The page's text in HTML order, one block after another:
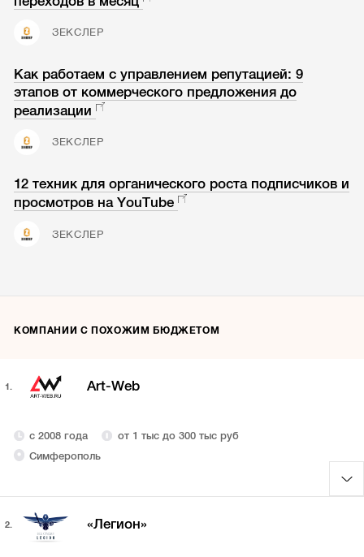
ЗЕКСЛЕР
Как работаем с управлением репутацией: 9
этапов от коммерческого предложения до
реализации
ЗЕКСЛЕР
12 техник для органического роста подписчиков и
просмотров на YouTube
ЗЕКСЛЕР
КОМПАНИИ С ПОХОЖИМ БЮДЖЕТОМ
1. Art-Web
с 2008 года
от 1 тыс до 300 тыс руб
Симферополь
2. «Легион»